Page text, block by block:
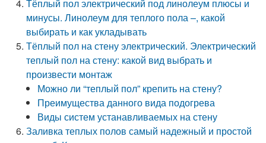
Тёплый пол электрический под линолеум плюсы и
минусы. Линолеум для теплого пола –, какой
выбирать и как укладывать
Тёплый пол на стену электрический. Электрический
теплый пол на стену: какой вид выбрать и
произвести монтаж
Можно ли “теплый пол” крепить на стену?
Преимущества данного вида подогрева
Виды систем устанавливаемых на стену
Заливка теплых полов самый надежный и простой